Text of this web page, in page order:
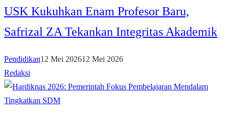
USK Kukuhkan Enam Profesor Baru,
Safrizal ZA Tekankan Integritas Akademik
Pendidikan12 Mei 202612 Mei 2026
Redaksi